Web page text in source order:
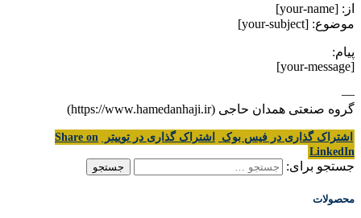
از: [your-name]
موضوع: [your-subject]
پیام:
[your-message]
—
گروه صنعتی همدان حاجی (https://www.hamedanhaji.ir)
اشتراک گذاری در فیس بوک اشتراک گذاری در توییتر
Share on
LinkedIn
جستجو برای:
محصولات